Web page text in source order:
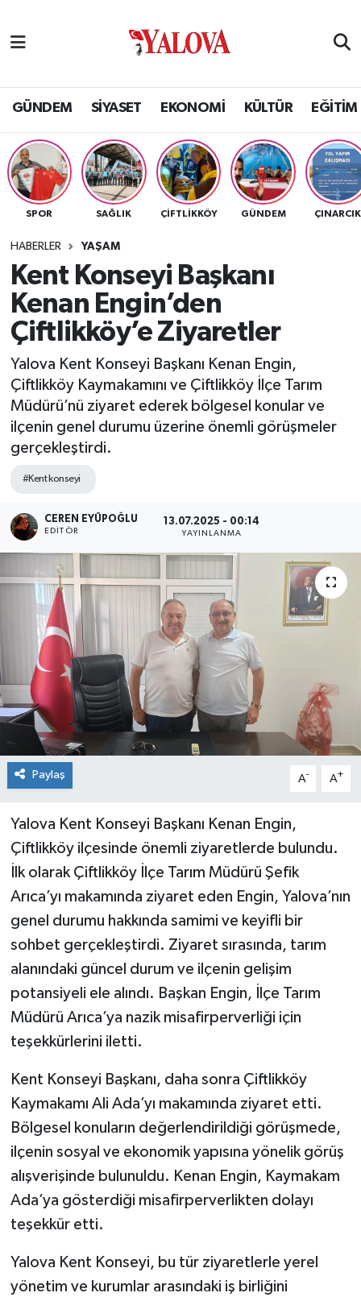
GÜNDEM SİYASET EKONOMİ KÜLTÜR EĞİTİM
SPOR SAĞLIK ÇİFTLİKKÖY GÜNDEM ÇINARCIK
HABERLER YAŞAM
Kent Konseyi Başkanı
Kenan Engin’den
Çiftlikköy’e Ziyaretler
Yalova Kent Konseyi Başkanı Kenan Engin,
Çiftlikköy Kaymakamını ve Çiftlikköy İlçe Tarım
Müdürü’nü ziyaret ederek bölgesel konular ve
ilçenin genel durumu üzerine önemli görüşmeler
gerçekleştirdi.
#Kent konseyi
CEREN EYÜPOĞLU
EDITÖR
13.07.2025 - 00:14
YAYINLANMA
Paylaş A- A+
Yalova Kent Konseyi Başkanı Kenan Engin,
Çiftlikköy ilçesinde önemli ziyaretlerde bulundu.
İlk olarak Çiftlikköy İlçe Tarım Müdürü Şefik
Arıca’yı makamında ziyaret eden Engin, Yalova’nın
genel durumu hakkında samimi ve keyifli bir
sohbet gerçekleştirdi. Ziyaret sırasında, tarım
alanındaki güncel durum ve ilçenin gelişim
potansiyeli ele alındı. Başkan Engin, İlçe Tarım
Müdürü Arıca’ya nazik misafirperverliği için
teşekkürlerini iletti.
Kent Konseyi Başkanı, daha sonra Çiftlikköy
Kaymakamı Ali Ada’yı makamında ziyaret etti.
Bölgesel konuların değerlendirildiği görüşmede,
ilçenin sosyal ve ekonomik yapısına yönelik görüş
alışverişinde bulunuldu. Kenan Engin, Kaymakam
Ada’ya gösterdiği misafirperverlikten dolayı
teşekkür etti.
Yalova Kent Konseyi, bu tür ziyaretlerle yerel
yönetim ve kurumlar arasındaki iş birliğini
SİYASET
EKONOMİ
KÜLTÜR
BİLİM VE TEKNOLOJİ
ASAYİŞ
SPOR
ULUSAL
İLÇELERİMİZ
RESMİ İLAN
Yalova Nöbetçi Eczaneler
Yalova Hava Durumu
Yalova Namaz Vakitleri
Yalova Trafik Yoğunluk Haritası
Tüm Manşetler
Son Dakika Haberleri
Haber Arşivi